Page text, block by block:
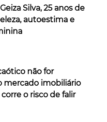
Silva, 25 anos de
autoestima e
não for
mercado imobiliário
o risco de falir